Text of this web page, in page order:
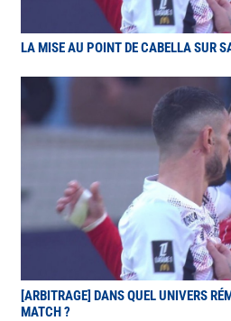
LA MISE AU POINT DE CABELLA SUR
[ARBITRAGE] DANS QUEL UNIVERS
MATCH ?